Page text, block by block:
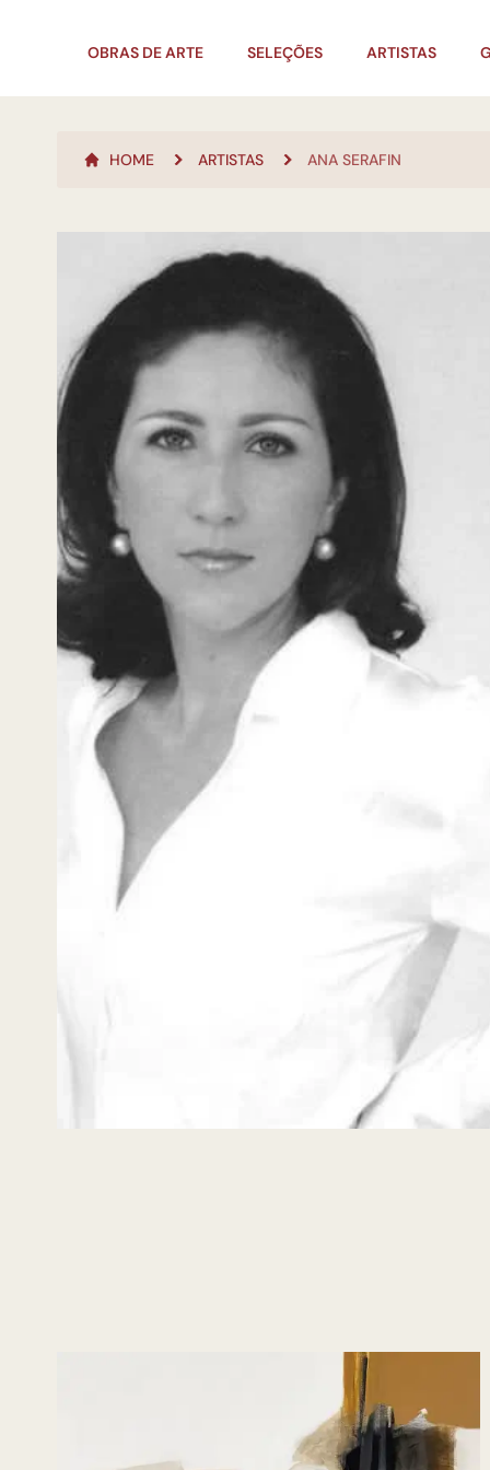
OBRAS DE ARTE SELEÇÕES ARTISTAS
HOME ARTISTAS ANA SERAFIN